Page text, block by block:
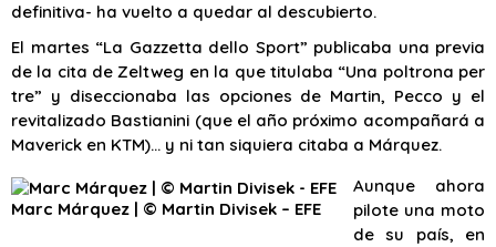
definitiva- ha vuelto a quedar al descubierto.
El martes “La Gazzetta dello Sport” publicaba una previa
de la cita de Zeltweg en la que titulaba “Una poltrona per
tre” y diseccionaba las opciones de Martin, Pecco y el
revitalizado Bastianini (que el año próximo acompañará a
Maverick en KTM)… y ni tan siquiera citaba a Márquez.
Marc Márquez | © Martin Divisek – EFE
Aunque ahora
pilote una moto
de su país, en